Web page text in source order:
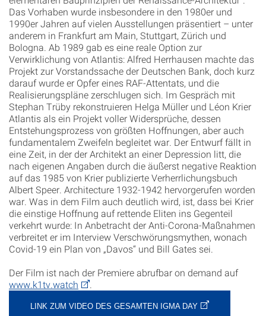
Das Vorhaben wurde insbesondere in den 1980er und
1990er Jahren auf vielen Ausstellungen präsentiert – unter
anderem in Frankfurt am Main, Stuttgart, Zürich und
Bologna. Ab 1989 gab es eine reale Option zur
Verwirklichung von Atlantis: Alfred Herrhausen machte das
Projekt zur Vorstandssache der Deutschen Bank, doch kurz
darauf wurde er Opfer eines RAF-Attentats, und die
Realisierungspläne zerschlugen sich. Im Gespräch mit
Stephan Trüby rekonstruieren Helga Müller und Léon Krier
Atlantis als ein Projekt voller Widersprüche, dessen
Entstehungsprozess von größten Hoffnungen, aber auch
fundamentalem Zweifeln begleitet war. Der Entwurf fällt in
eine Zeit, in der der Architekt an einer Depression litt, die
nach eigenen Angaben durch die äußerst negative Reaktion
auf das 1985 von Krier publizierte Verherrlichungsbuch
Albert Speer. Architecture 1932-1942 hervorgerufen worden
war. Was in dem Film auch deutlich wird, ist, dass bei Krier
die einstige Hoffnung auf rettende Eliten ins Gegenteil
verkehrt wurde: In Anbetracht der Anti-Corona-Maßnahmen
verbreitet er im Interview Verschwörungsmythen, wonach
Covid-19 ein Plan von „Davos“ und Bill Gates sei.
Der Film ist nach der Premiere abrufbar on demand auf
www.k1tv.watch
LINK ZUM VIDEO DES GESAMTEN IGMA DAY